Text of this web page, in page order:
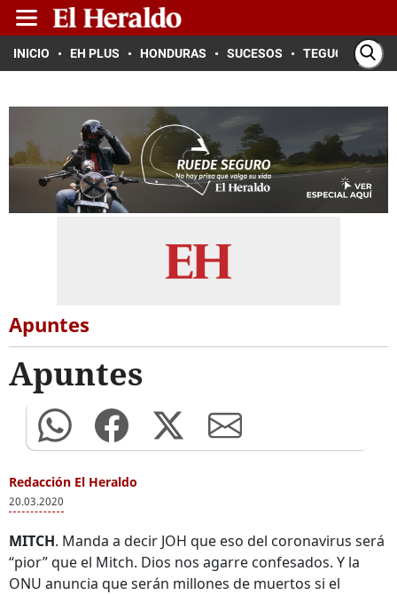
INICIO EH PLUS HONDURAS SUCESOS TEGUCIGALPA
Apuntes
Apuntes
Redacción El Heraldo
20.03.2020
MITCH. Manda a decir JOH que eso del coronavirus será
“pior” que el Mitch. Dios nos agarre confesados. Y la
ONU anuncia que serán millones de muertos si el